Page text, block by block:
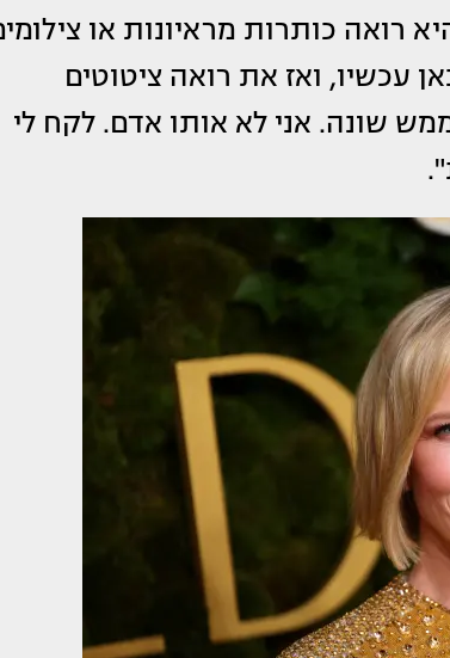
רואה כותרות מראיונות או
עכשיו, ואז את רואה ציטוטים
שונה. אני לא אותו אדם. לקח לי